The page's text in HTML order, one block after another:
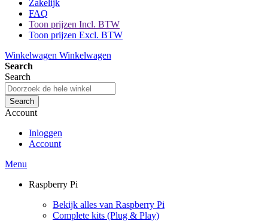
Zakelijk
FAQ
Toon prijzen Incl. BTW
Toon prijzen Excl. BTW
Winkelwagen Winkelwagen
Search
Search
Search
Account
Inloggen
Account
Menu
Raspberry Pi
Bekijk alles van Raspberry Pi
Complete kits (Plug & Play)